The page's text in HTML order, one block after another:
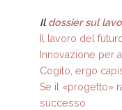
Il dossier sul
Il lavoro del
Innovazione per
Cogito, ergo
Se il «progetto»
successo